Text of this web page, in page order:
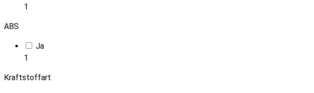
1
ABS
Ja
1
Kraftstoffart